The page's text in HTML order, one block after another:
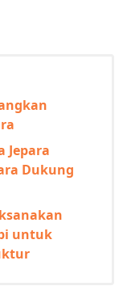
Jepara
Dukung
untuk